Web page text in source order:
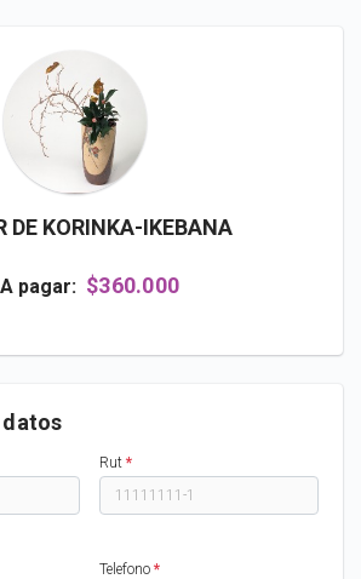
DE KORINKA-IKEBANA
A pagar: $360.000
Rut *
Telefono *